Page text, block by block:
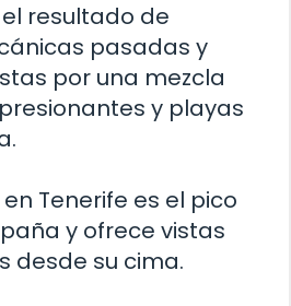
resultado de
pasadas y
por una mezcla
y playas
Tenerife es el pico
y ofrece vistas
desde su cima.